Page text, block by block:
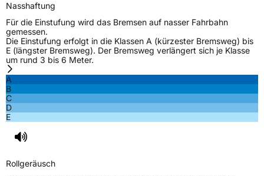
3PMSF / Schneeflockensymbol / Alpine-Symbol Nein
EPREL ID2148532
Allgemeine Produktsicherheit (GPSR)
HerstellerkontaktMANUFACTURE FRANCAISE DES
PNEUMATIQUES MICHELIN, place des
Carmes-Déchaux 23 63000 Clermont-
Ferrand Frankreich, contact@tc.michelin.eu
Nasshaftung
Für die Einstufung wird das Bremsen auf nasser Fahrbahn
gemessen.
Die Einstufung erfolgt in die Klassen A (kürzester Bremsweg) bis
E (längster Bremsweg). Der Bremsweg verlängert sich je Klasse
um rund 3 bis 6 Meter.
A
B
C
D
E
Rollgeräusch